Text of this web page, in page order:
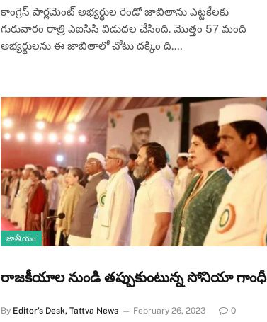
కాంగ్రెస్ పార్లమెంట్ అభ్యర్థుల రెండో జాబితాను ఎట్టకేలకు
గురువారం రాత్రి ఎఐసిసి విడుదల చేసింది. మొత్తం 57 మంది
అభ్యర్థులను ఈ జాబితాలో చోటు దక్కిం ది.…
జాతీయం
రాజకీయాల నుండి తప్పుకుంటున్న సోనియా గాంధీ
By Editor's Desk, Tattva News February 26, 2023 0